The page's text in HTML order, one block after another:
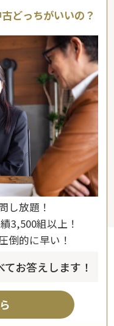
どっちがいいの？
し放題！
3,500組以上！
倒的に早い！
お答えします！